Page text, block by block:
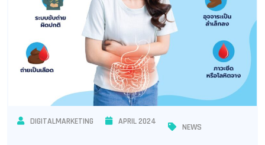
DIGITALMARKETING APRIL 2024
NEWS